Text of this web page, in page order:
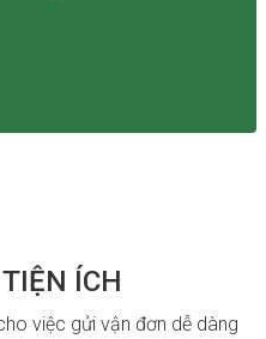
ÍCH
việc gửi vận đơn dễ dàng